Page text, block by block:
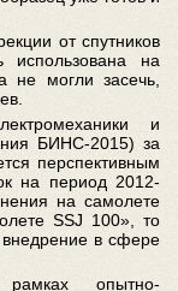
от спутников
на
не могли засечь,
и
БИНС-2015) за
перспективным
на период 2012-
на самолете
SSJ 100», то
в сфере
опытно-